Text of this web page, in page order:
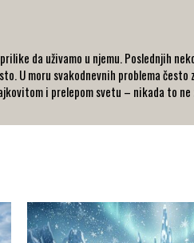
da uživamo u njemu. Poslednjih
U moru svakodnevnih problema često
i prelepom svetu – nikada to